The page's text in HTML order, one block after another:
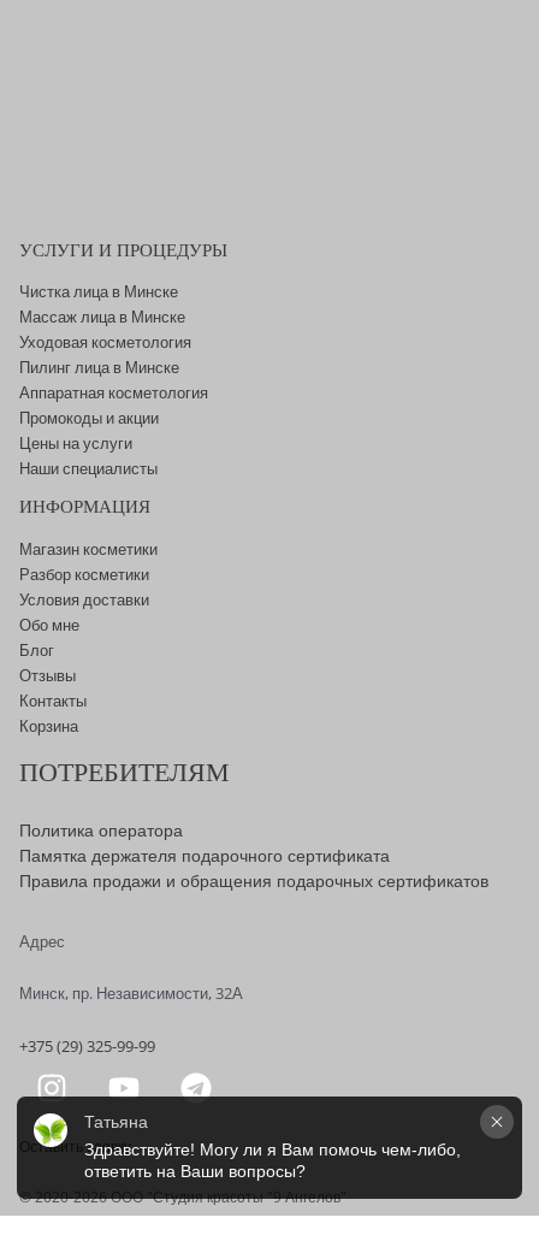
УСЛУГИ И ПРОЦЕДУРЫ
Чистка лица в Минске
Массаж лица в Минске
Уходовая косметология
Пилинг лица в Минске
Аппаратная косметология
Промокоды и акции
Цены на услуги
Наши специалисты
ИНФОРМАЦИЯ
Магазин косметики
Разбор косметики
Условия доставки
Обо мне
Блог
Отзывы
Контакты
Корзина
ПОТРЕБИТЕЛЯМ
Политика оператора
Памятка держателя подарочного сертификата
Правила продажи и обращения подарочных сертификатов
Адрес
Минск, пр. Независимости, 32А
+375 (29) 325-99-99
Оставить заявку
© 2020-2026 OOO "Студия красоты "9 Ангелов"
Татьяна
Здравствуйте! Могу ли я Вам помочь чем-либо,
ответить на Ваши вопросы?